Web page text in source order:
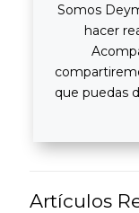
Somos
hacer
que puedas
Artículos